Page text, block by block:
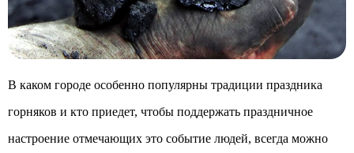
В каком городе особенно популярны традиции праздника
горняков и кто приедет, чтобы поддержать праздничное
настроение отмечающих это событие людей, всегда можно